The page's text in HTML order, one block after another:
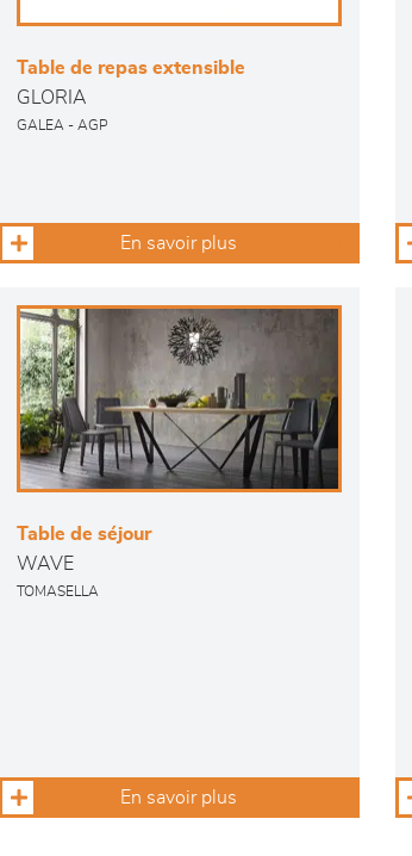
Table de repas extensible
GLORIA
GALEA - AGP
En savoir plus
Table de séjour
WAVE
TOMASELLA
En savoir plus